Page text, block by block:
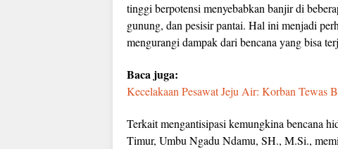
tinggi berpotensi menyebabkan banjir di
gunung, dan pesisir pantai. Hal ini menjadi
mengurangi dampak dari bencana yang bisa
Baca juga:
Kecelakaan Pesawat Jeju Air: Korban Tewas
Terkait mengantisipasi kemungkina bencana
Timur, Umbu Ngadu Ndamu, SH., M.Si.,